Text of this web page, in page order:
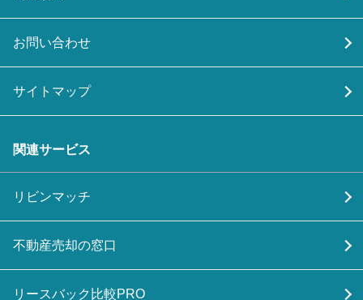
お問い合わせ
サイトマップ
関連サービス
リビンマッチ
不動産売却の窓口
リースバック比較PRO